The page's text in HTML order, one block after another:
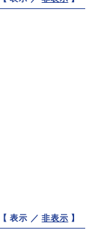
【 表示 ／非表示 】